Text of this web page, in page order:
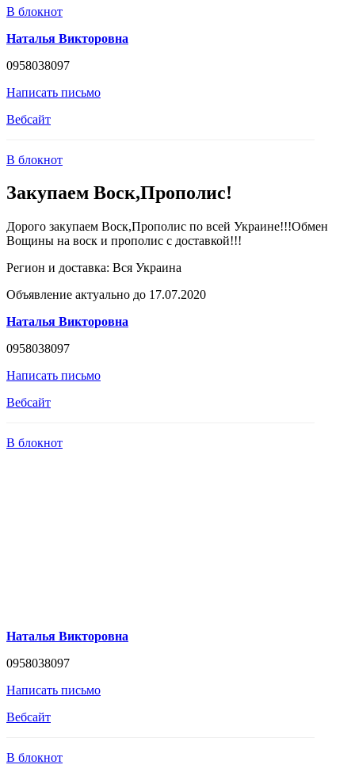
В блокнот
Наталья Викторовна
0958038097
Написать письмо
Вебсайт
В блокнот
Закупаем Воск,Прополис!
Дорого закупаем Воск,Прополис по всей Украине!!!Обмен
Вощины на воск и прополис с доставкой!!!
Регион и доставка: Вся Украина
Объявление актуально до 17.07.2020
Наталья Викторовна
0958038097
Написать письмо
Вебсайт
В блокнот
Наталья Викторовна
0958038097
Написать письмо
Вебсайт
В блокнот